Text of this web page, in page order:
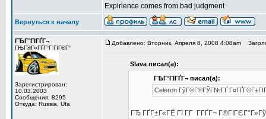
Expirience comes from bad judgment
Вернуться к началу
ГЂГ°ГІГҐГ¬
ГЊГ®Г¤ГҐГ°Г ГІГ®Г°
Зарегистрирован:
10.03.2003
Сообщения: 8295
Откуда: Russia, Ufa
Добавлено: Вторник, Апреля 8, 2008 4:08am
Slava писал(а):
ГЂГ°ГІГҐГ¬ писал(а):
Celeron ГўГ®Г®ГЎГ№ГҐ
ГЂ ГҐГ±Г«ГЁ Гї Г­Г Г­ГҐГ¬